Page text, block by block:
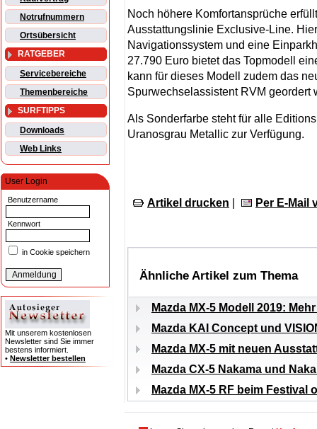
Notrufnummern
Ortsübersicht
RATGEBER
Servicebereiche
Themenbereiche
SURFTIPPS
Downloads
Web Links
User Login
Benutzername
Kennwort
in Cookie speichern
Mit unserem kostenlosen
Newsletter sind Sie immer
bestens informiert.
• Newsletter bestellen
Noch höhere Komfortansprüche
Ausstattungslinie Exclusive-Line.
Navigationssystem und eine
27.790 Euro bietet das Topmodell
kann für dieses Modell zudem das
Spurwechselassistent RVM geordert
Als Sonderfarbe steht für alle
Uranosgrau Metallic zur Verfügung.
Artikel drucken Per E-Mail
Ähnliche Artikel zum Thema
Mazda MX-5 Modell 2019:
Mazda KAI Concept und
Mazda MX-5 mit neuen
Mazda CX-5 Nakama und
Mazda MX-5 RF beim Festival